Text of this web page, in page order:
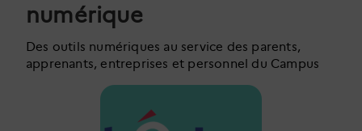
numérique
Des outils numériques au service des parents,
apprenants, entreprises et personnel du Campus